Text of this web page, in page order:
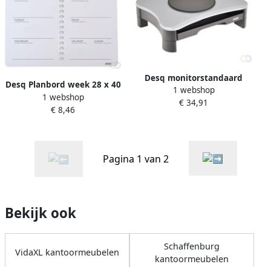
Desq Planbord week 28 x 40
cm magnetisch
1 webshop
€ 8,46
Desq monitorstandaard
met draaiplateau en 2 lades
zilver zwart
1 webshop
€ 34,91
Pagina 1 van 2
Bekijk ook
VidaXL kantoormeubelen
Schaffenburg
kantoormeubelen